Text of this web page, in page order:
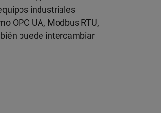
industriales
OPC UA, Modbus RTU,
puede intercambiar